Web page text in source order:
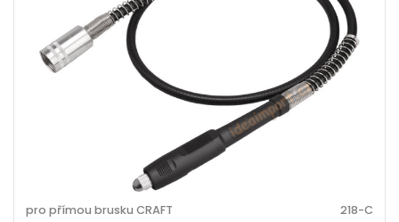
pro přímou brusku CRAFT 218-C